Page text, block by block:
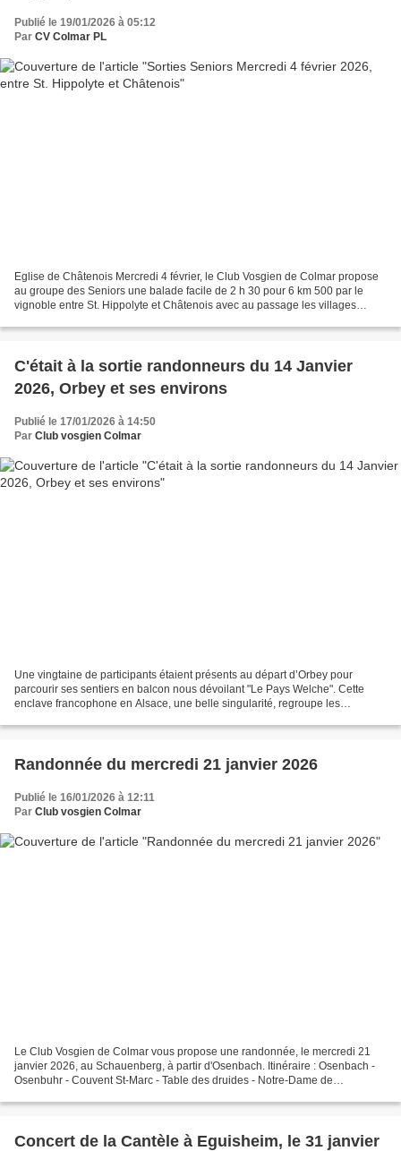
Publié le 19/01/2026 à 05:12
Par CV Colmar PL
Eglise de Châtenois Mercredi 4 février, le Club Vosgien de Colmar propose
au groupe des Seniors une balade facile de 2 h 30 pour 6 km 500 par le
vignoble entre St. Hippolyte et Châtenois avec au passage les villages
C'était à la sortie randonneurs du 14 Janvier
2026, Orbey et ses environs
Publié le 17/01/2026 à 14:50
Par Club vosgien Colmar
Une vingtaine de participants étaient présents au départ d’Orbey pour
parcourir ses sentiers en balcon nous dévoilant "Le Pays Welche". Cette
enclave francophone en Alsace, une belle singularité, regroupe les
Randonnée du mercredi 21 janvier 2026
Publié le 16/01/2026 à 12:11
Par Club vosgien Colmar
Le Club Vosgien de Colmar vous propose une randonnée, le mercredi 21
janvier 2026, au Schauenberg, à partir d'Osenbach. Itinéraire : Osenbach -
Osenbuhr - Couvent St-Marc - Table des druides - Notre-Dame de
Concert de la Cantèle à Eguisheim, le 31 janvier